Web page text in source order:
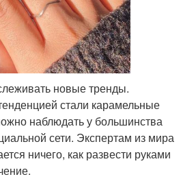
новые тренды.
стали карамельные
наблюдать у большинства
сети. Экспертам из мира
ничего, как развести руками